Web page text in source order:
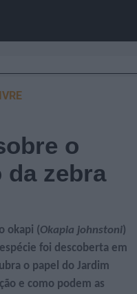
o
zebra
okapi (Okapia johnstoni)
foi descoberta em
o papel do Jardim
e como podem as